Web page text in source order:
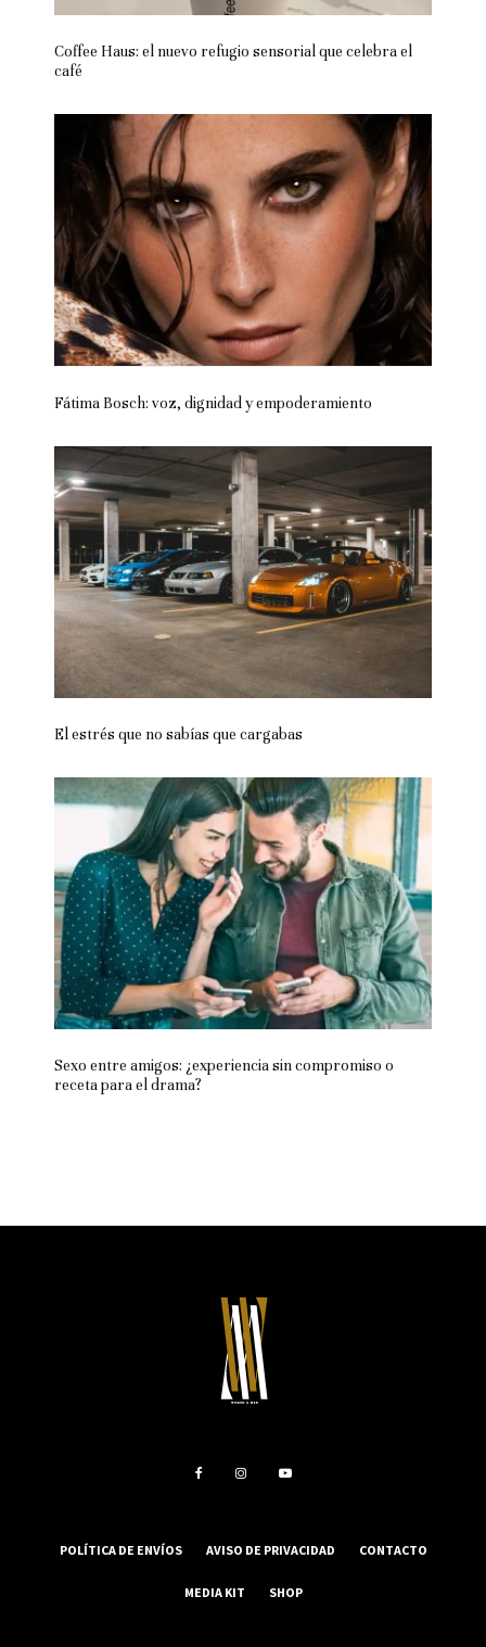
Coffee Haus: el nuevo refugio sensorial que celebra el
café
Fátima Bosch: voz, dignidad y empoderamiento
El estrés que no sabías que cargabas
Sexo entre amigos: ¿experiencia sin compromiso o
receta para el drama?
POLÍTICA DE ENVÍOS AVISO DE PRIVACIDAD CONTACTO
MEDIA KIT SHOP